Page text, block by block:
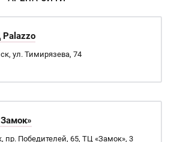
ул. Тимирязева, 74
пр. Победителей, 65, ТЦ «Замок», 3